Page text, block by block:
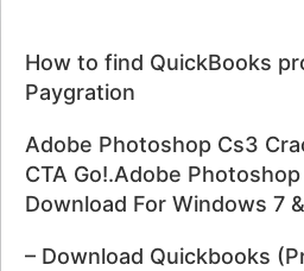
How to find QuickBooks
Paygration
Adobe Photoshop Cs3
CTA Go!.Adobe
Download For Windows 7
– Download Quickbooks